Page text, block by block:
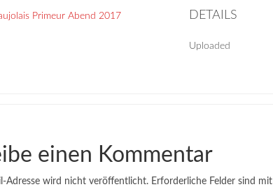
Primeur Abend 2017 DETAILS
Uploaded
einen Kommentar
Adresse wird nicht veröffentlicht. Erforderliche Felder sind mit